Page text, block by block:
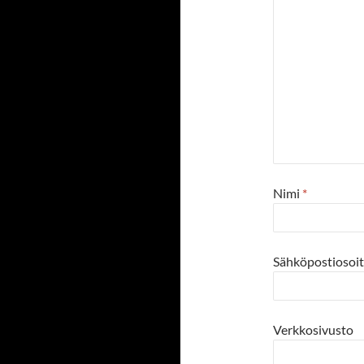
Nimi *
Verkkosivusto